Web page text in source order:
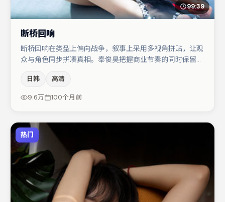
99:39
断桥回响
断桥回响在类型上偏向战争，叙事上采用多视角拼贴，让观
众与角色同步拼凑真相。奉俊昊把握商业节奏的同时保留人
伦丝·皮尤、张译、大鹏等，角色动机前后呼应，适合喜欢
抠台词与伏笔的观众。整体完成度较高，适合周末一口气追
日韩 高清
9.6万 100个月前
热门